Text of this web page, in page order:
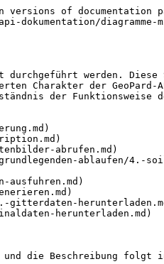
of documentation
diagramme-
durchgeführt werden.
Charakter der
der
abrufen.md)
ablaufen/4.-
ausfuhren.md)
gitterdaten-
herunterladen.md)
die Beschreibung folgt